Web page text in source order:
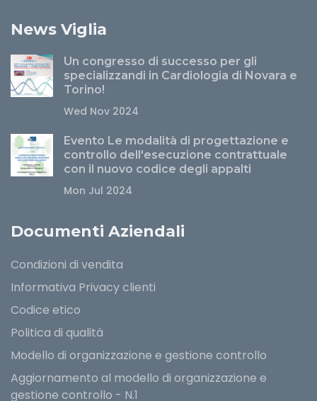
News Viglia
Un congresso di successo per gli
specializzandi in Cardiologia di Novara e
Torino!
Wed Nov 2024
Evento Le modalità di progettazione e
controllo dell'esecuzione contrattuale
con il nuovo codice degli appalti
Mon Jul 2024
Documenti Aziendali
Condizioni di vendita
Informativa Privacy clienti
Codice etico
Politica di qualità
Modello di organizzazione e gestione controllo
Aggiornamento al modello di organizzazione e
gestione controllo - N.1